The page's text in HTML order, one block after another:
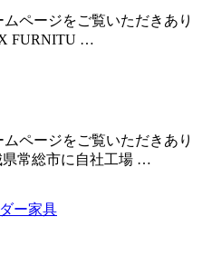
ページをご覧いただきあり
FURNITU …
ページをご覧いただきあり
県常総市に自社工場 …
ー家具